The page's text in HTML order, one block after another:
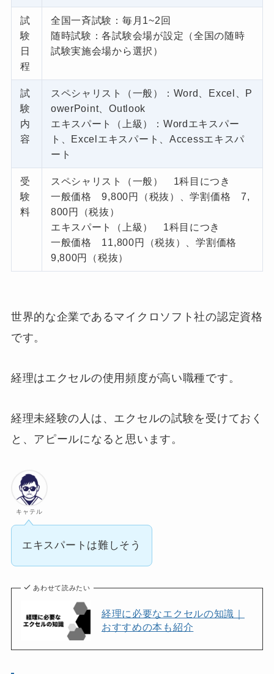
試
験
日
程
全国一斉試験：毎月1~2回
随時試験：各試験会場が設定（全国の随時
試験実施会場から選択）
試
験
内
容
スペシャリスト（一般）：Word、Excel、P
owerPoint、Outlook
エキスパート（上級）：Wordエキスパー
ト、Excelエキスパート、Accessエキスパ
ート
受
験
料
スペシャリスト（一般） 1科目につき
一般価格 9,800円（税抜）、学割価格 7,
800円（税抜）
エキスパート（上級） 1科目につき
一般価格 11,800円（税抜）、学割価格
9,800円（税抜）
世界的な企業であるマイクロソフト社の認定資格
です。
経理はエクセルの使用頻度が高い職種です。
経理未経験の人は、エクセルの試験を受けておく
と、アピールになると思います。
キャテル
エキスパートは難しそう
あわせて読みたい
経理に必要なエクセルの知識｜
おすすめの本も紹介